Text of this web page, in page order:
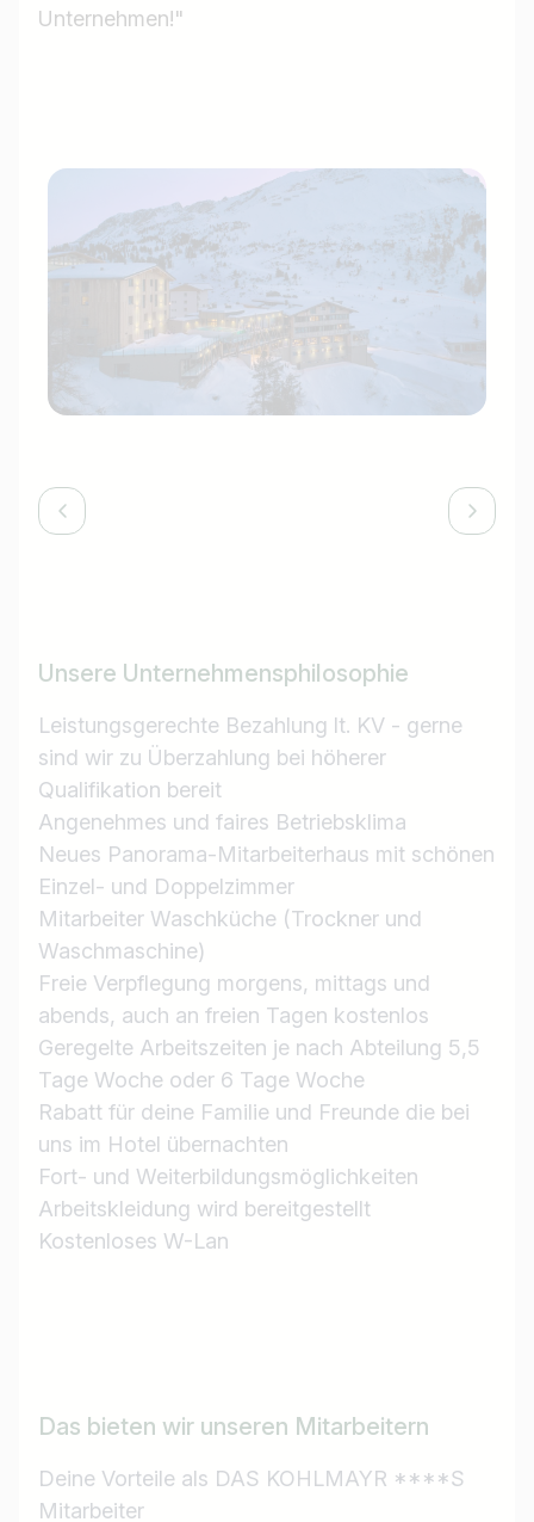
Unternehmen!"
Unsere Unternehmensphilosophie
Leistungsgerechte Bezahlung lt. KV - gerne
sind wir zu Überzahlung bei höherer
Qualifikation bereit
Angenehmes und faires Betriebsklima
Neues Panorama-Mitarbeiterhaus mit schönen
Einzel- und Doppelzimmer
Mitarbeiter Waschküche (Trockner und
Waschmaschine)
Freie Verpflegung morgens, mittags und
abends, auch an freien Tagen kostenlos
Geregelte Arbeitszeiten je nach Abteilung 5,5
Tage Woche oder 6 Tage Woche
Rabatt für deine Familie und Freunde die bei
uns im Hotel übernachten
Fort- und Weiterbildungsmöglichkeiten
Arbeitskleidung wird bereitgestellt
Kostenloses W-Lan
Das bieten wir unseren Mitarbeitern
Deine Vorteile als DAS KOHLMAYR ****S
Mitarbeiter